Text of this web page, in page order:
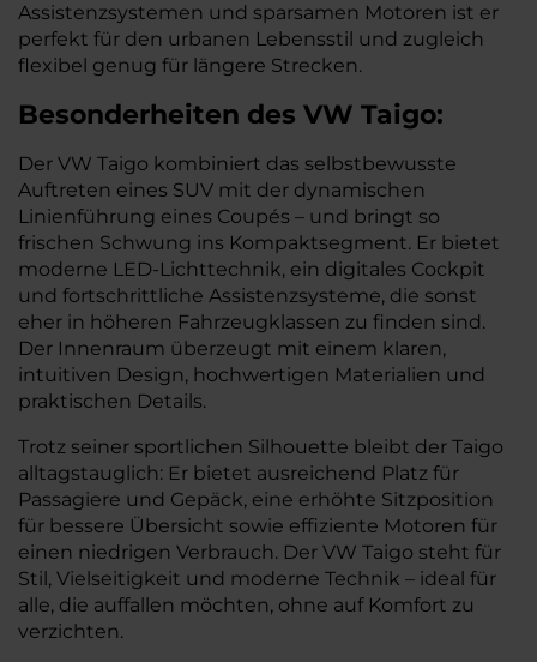
Assistenzsystemen und sparsamen Motoren ist er
perfekt für den urbanen Lebensstil und zugleich
flexibel genug für längere Strecken.
Besonderheiten des VW Taigo:
Der VW Taigo kombiniert das selbstbewusste
Auftreten eines SUV mit der dynamischen
Linienführung eines Coupés – und bringt so
frischen Schwung ins Kompaktsegment. Er bietet
moderne LED-Lichttechnik, ein digitales Cockpit
und fortschrittliche Assistenzsysteme, die sonst
eher in höheren Fahrzeugklassen zu finden sind.
Der Innenraum überzeugt mit einem klaren,
intuitiven Design, hochwertigen Materialien und
praktischen Details.
Trotz seiner sportlichen Silhouette bleibt der Taigo
alltagstauglich: Er bietet ausreichend Platz für
Passagiere und Gepäck, eine erhöhte Sitzposition
für bessere Übersicht sowie effiziente Motoren für
einen niedrigen Verbrauch. Der VW Taigo steht für
Stil, Vielseitigkeit und moderne Technik – ideal für
alle, die auffallen möchten, ohne auf Komfort zu
verzichten.